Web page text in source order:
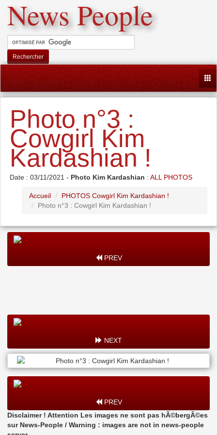
News People
Rechercher
Photo n°3 :
Cowgirl Kim
Kardashian !
Date : 03/11/2021 - Photo Kim Kardashian : ALL PHOTOS
Accueil
PHOTOS Cowgirl Kim Kardashian !
Photo n°3 : Cowgirl Kim Kardashian !
PREV
NEXT
PREV
Disclaimer ! Attention Les images ne sont pas hÃ©bergÃ©es
sur News-People / Warning : images are not in news-people